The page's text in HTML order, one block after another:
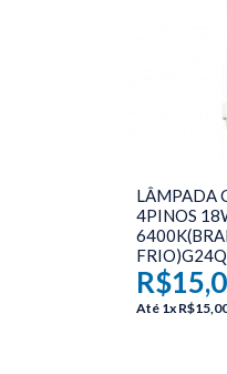
LÂMPADA
4PINOS
Até 1x